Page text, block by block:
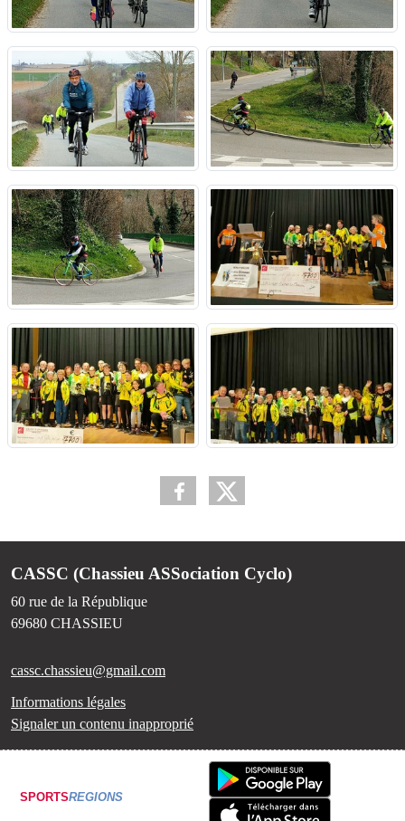
CASSC (Chassieu ASSociation Cyclo)
60 rue de la République
69680 CHASSIEU
cassc.chassieu@gmail.com
Informations légales
Signaler un contenu inapproprié
SPORTSREGIONS